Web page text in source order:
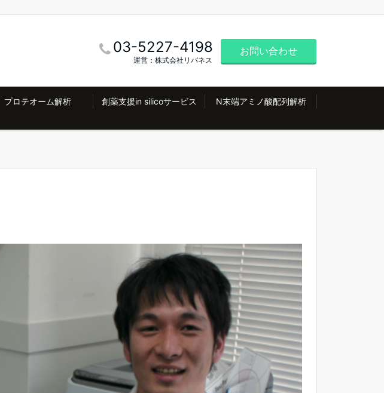
03-5227-4198
運営：株式会社リバネス
お問い合わせ
プロテオーム解析 創薬支援in silicoサービス N末端アミノ酸配列解析